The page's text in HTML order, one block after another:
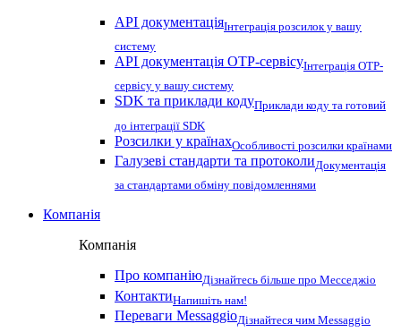
API документаціяІнтеграція розсилок у вашу
систему
API документація OTP-сервісуІнтеграція OTP-
сервісу у вашу систему
SDK та приклади кодуПриклади коду та готовий
до інтеграції SDK
Розсилки у країнахОсобливості розсилки країнами
Галузеві стандарти та протоколиДокументація
за стандартами обміну повідомленнями
Компанія
Компанія
Про компаніюДізнайтесь більше про Месседжіо
КонтактиНапишіть нам!
Переваги MessaggioДізнайтеся чим Messaggio